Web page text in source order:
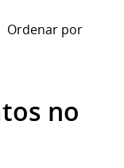
Ordenar por
no